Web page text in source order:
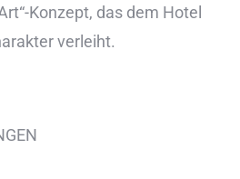
Konzept, das dem Hotel
verleiht.